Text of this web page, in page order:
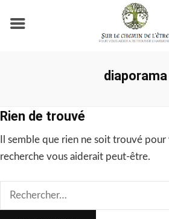
diaporama
Rien de trouvé
Il semble que rien ne soit trouvé
recherche vous aiderait peut-être.
Rechercher :